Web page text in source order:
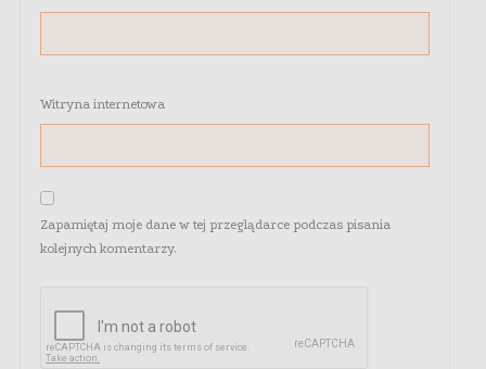
Witryna internetowa
Zapamiętaj moje dane w tej przeglądarce podczas pisania
kolejnych komentarzy.